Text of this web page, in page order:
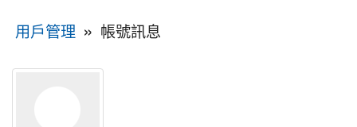
用戶管理 » 帳號訊息